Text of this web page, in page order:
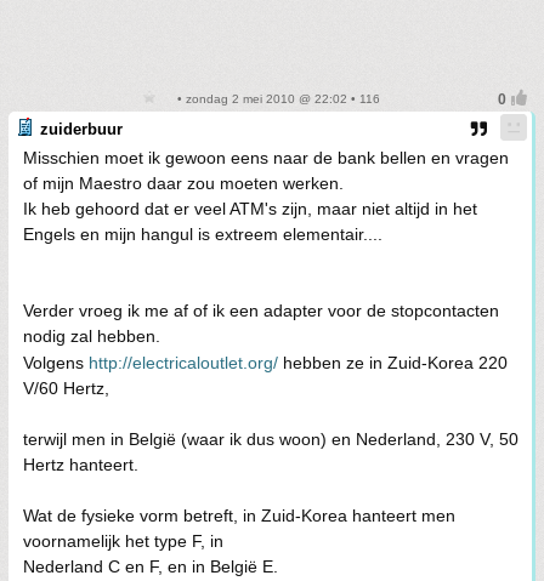
• zondag 2 mei 2010 @ 22:02 • 116
zuiderbuur
Misschien moet ik gewoon eens naar de bank bellen en vragen
of mijn Maestro daar zou moeten werken.
Ik heb gehoord dat er veel ATM's zijn, maar niet altijd in het
Engels en mijn hangul is extreem elementair....
Verder vroeg ik me af of ik een adapter voor de stopcontacten
nodig zal hebben.
Volgens http://electricaloutlet.org/ hebben ze in Zuid-Korea 220
V/60 Hertz,
terwijl men in België (waar ik dus woon) en Nederland, 230 V, 50
Hertz hanteert.
Wat de fysieke vorm betreft, in Zuid-Korea hanteert men
voornamelijk het type F, in
Nederland C en F, en in België E.